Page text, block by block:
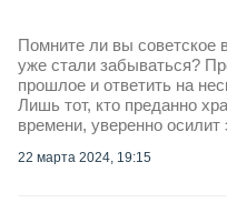
Помните ли вы советское
уже стали забываться?
прошлое и ответить на
Лишь тот, кто преданно
времени, уверенно осилит
22 марта 2024, 19:15